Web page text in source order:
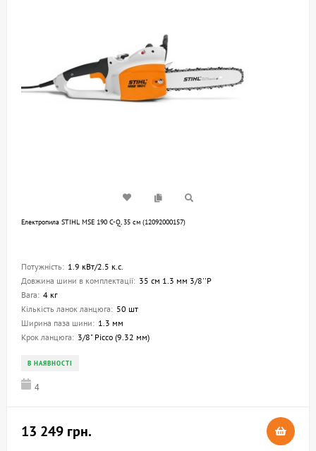
Електропила STIHL MSE 190 C-Q, 35 см (12092000157)
Потужність: 1.9 кВт/2.5 к.с.
Довжина шини в комплектації: 35 см 1.3 мм 3/8''P
Вага: 4 кг
Кількість ланок ланцюга: 50 шт
Ширина паза шини: 1.3 мм
Крок ланцюга: 3/8" Picco (9.32 мм)
В НАЯВНОСТІ
4
13 249 грн.